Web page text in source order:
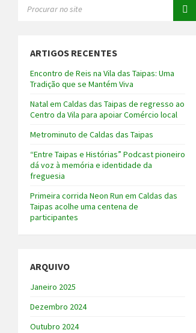
ARTIGOS RECENTES
Encontro de Reis na Vila das Taipas: Uma
Tradição que se Mantém Viva
Natal em Caldas das Taipas de regresso ao
Centro da Vila para apoiar Comércio local
Metrominuto de Caldas das Taipas
“Entre Taipas e Histórias” Podcast pioneiro
dá voz à memória e identidade da
freguesia
Primeira corrida Neon Run em Caldas das
Taipas acolhe uma centena de
participantes
ARQUIVO
Janeiro 2025
Dezembro 2024
Outubro 2024